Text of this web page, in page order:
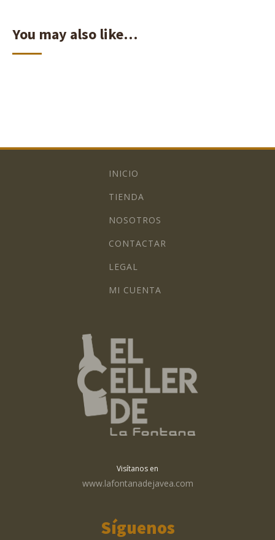
You may also like…
INICIO
TIENDA
NOSOTROS
CONTACTAR
LEGAL
MI CUENTA
Visítanos en
www.lafontanadejavea.com
Síguenos